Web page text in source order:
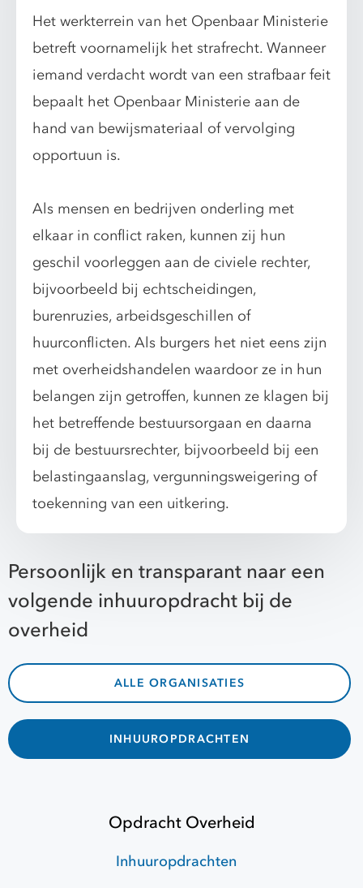
Het werkterrein van het Openbaar Ministerie
betreft voornamelijk het strafrecht. Wanneer
iemand verdacht wordt van een strafbaar feit
bepaalt het Openbaar Ministerie aan de
hand van bewijsmateriaal of vervolging
opportuun is.
Als mensen en bedrijven onderling met
elkaar in conflict raken, kunnen zij hun
geschil voorleggen aan de civiele rechter,
bijvoorbeeld bij echtscheidingen,
burenruzies, arbeidsgeschillen of
huurconflicten. Als burgers het niet eens zijn
met overheidshandelen waardoor ze in hun
belangen zijn getroffen, kunnen ze klagen bij
het betreffende bestuursorgaan en daarna
bij de bestuursrechter, bijvoorbeeld bij een
belastingaanslag, vergunningsweigering of
toekenning van een uitkering.
Persoonlijk en transparant naar een
volgende inhuuropdracht bij de
overheid
ALLE ORGANISATIES
INHUUROPDRACHTEN
Opdracht Overheid
Inhuuropdrachten